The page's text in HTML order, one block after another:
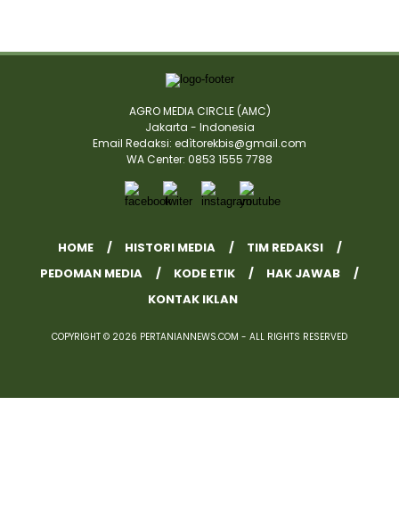
AGRO MEDIA CIRCLE (AMC)
Jakarta - Indonesia
Email Redaksi: edìtorekbis@gmail.com
WA Center: 0853 1555 7788
HOME HISTORI MEDIA
TIM REDAKSI
PEDOMAN MEDIA
KODE ETIK
HAK JAWAB
KONTAK IKLAN
COPYRIGHT © 2026 PERTANIANNEWS.COM - ALL RIGHTS RESERVED